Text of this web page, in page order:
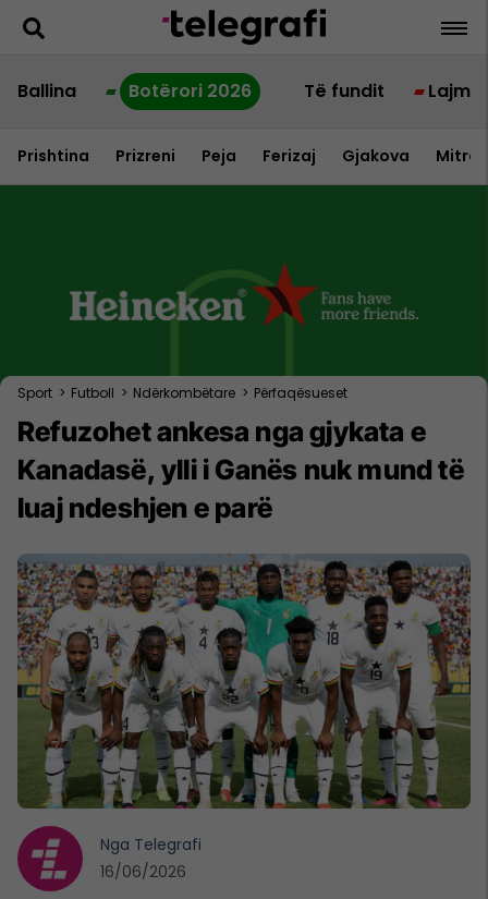
Ballina Botërori 2026 Të fundit Lajme
Prishtina Prizreni Peja Ferizaj Gjakova
Sport > Futboll > Ndërkombëtare > Përfaqësueset
Refuzohet ankesa nga gjykata e
Kanadasë, ylli i Ganës nuk mund të
luaj ndeshjen e parë
Nga Telegrafi
16/06/2026